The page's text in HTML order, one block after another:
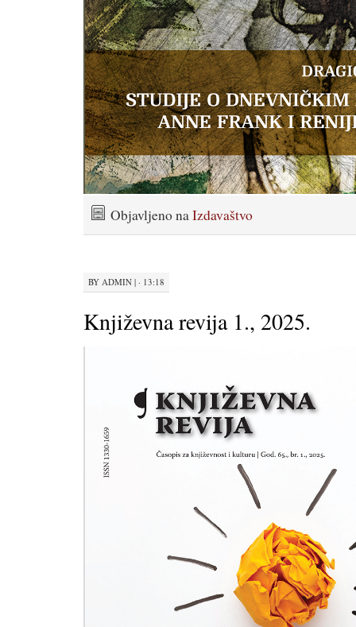
Objavljeno naIzdavaštvo
BY ADMIN | · 13:18
Književna revija 1., 2025.